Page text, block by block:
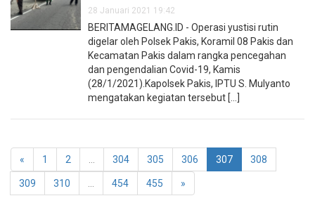
28 Januari 2021 19:42
BERITAMAGELANG.ID - Operasi yustisi rutin
digelar oleh Polsek Pakis, Koramil 08 Pakis dan
Kecamatan Pakis dalam rangka pencegahan
dan pengendalian Covid-19, Kamis
(28/1/2021).Kapolsek Pakis, IPTU S. Mulyanto
mengatakan kegiatan tersebut [...]
« 1 2 304 305 306 307 308
309 310 454 455 »